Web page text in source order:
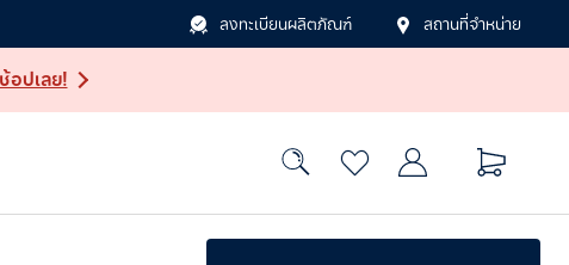
ลงทะเบียนผลิตภัณฑ์ สถานที่จำหน่าย
อปเลย!